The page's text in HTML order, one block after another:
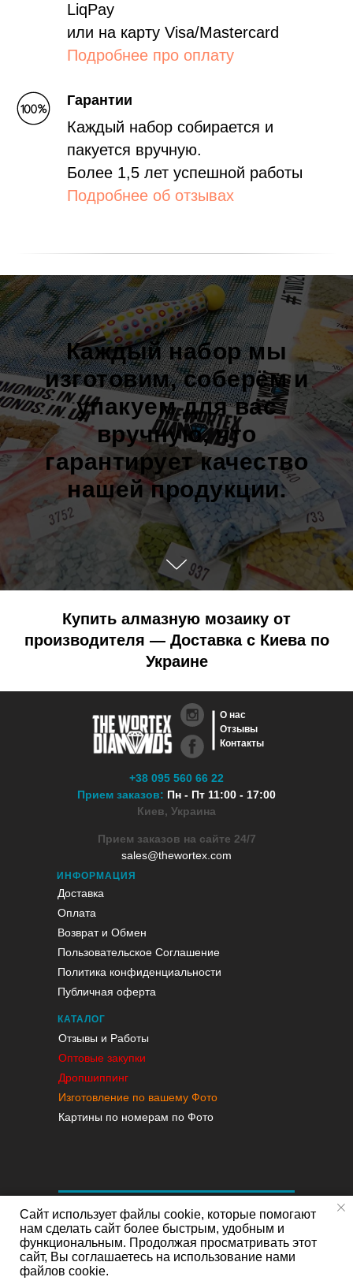
LiqPay
или на карту Visa/Mastercard
Подробнее про оплату
Гарантии
Каждый набор собирается и
пакуется вручную.
Более 1,5 лет успешной работы
Подробнее об отзывах
Каждый набор мы
изготовим, соберём и
упакуем для вас
вручную, что
гарантирует качество
нашей продукции.
Купить алмазную мозаику от
производителя — Доставка с Киева по
Украине
ИНФОРМАЦИЯ
Доставка
Оплата
Возврат и Обмен
Пользовательское Соглашение
Политика конфиденциальности
Публичная оферта
КАТАЛОГ
Отзывы и Работы
Оптовые закупки
Дропшиппинг
Изготовление по вашему Фото
Картины по номерам по Фото
+38 095 560 66 22
Прием заказов: Пн - Пт 11:00 - 17:00
Киев, Украина
Прием заказов на сайте 24/7
sales@thewortex.com
О нас
Отзывы
Контакты
Сайт использует файлы cookie, которые помогают
нам сделать сайт более быстрым, удобным и
функциональным. Продолжая просматривать этот
сайт, Вы соглашаетесь на использование нами
файлов cookie.